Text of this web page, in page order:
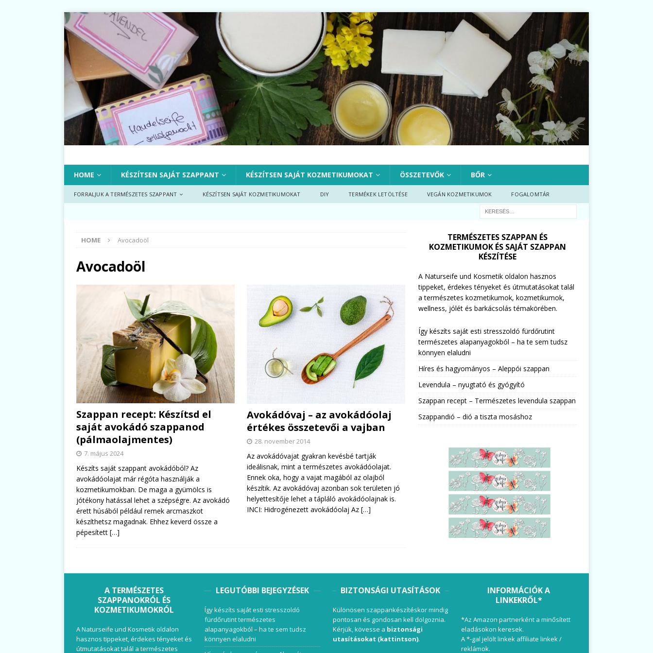
HOME KÉSZÍTSEN SAJÁT SZAPPANT KÉSZÍTSEN SAJÁT KOZMETIKUMOKAT ÖSSZETEVŐK BŐR
FORRALJUK A TERMÉSZETES SZAPPANT KÉSZÍTSEN SAJÁT KOZMETIKUMOKAT DIY TERMÉKEK LETÖLTÉSE VEGÁN KOZMETIKUMOK FOGALOMTÁR
HOME Avocadoöl
Avocadoöl
Szappan recept: Készítsd el
saját avokádó szappanod
(pálmaolajmentes)
7. május 2024
Készíts saját szappant avokádóból? Az
avokádóolajat már régóta használják a
kozmetikumokban. De maga a gyümölcs is
jótékony hatással lehet a szépségre. Az avokádó
érett húsából például remek arcmaszkot
készíthetsz magadnak. Ehhez keverd össze a
pépesített […]
Avokádóvaj – az avokádóolaj
értékes összetevői a vajban
28. november 2014
Az avokádóvajat gyakran kevésbé tartják
ideálisnak, mint a természetes avokádóolajat.
Ennek oka, hogy a vajat magából az olajból
készítik. Az avokádóvaj azonban sok területen jó
helyettesítője lehet a tápláló avokádóolajnak is.
INCI: Hidrogénezett avokádóolaj Az […]
TERMÉSZETES SZAPPAN ÉS
KOZMETIKUMOK ÉS SAJÁT SZAPPAN
KÉSZÍTÉSE
A Naturseife und Kosmetik oldalon hasznos
tippeket, érdekes tényeket és útmutatásokat talál
a természetes kozmetikumok, kozmetikumok,
wellness, jólét és barkácsolás témakörében.
Így készíts saját esti stresszoldó fürdőrutint
természetes alapanyagokból – ha te sem tudsz
könnyen elaludni
Híres és hagyományos – Aleppói szappan
Levendula – nyugtató és gyógyító
Szappan recept – Természetes levendula szappan
Szappandió – dió a tiszta mosáshoz
A TERMÉSZETES
SZAPPANOKRÓL ÉS
KOZMETIKUMOKRÓL
A Naturseife und Kosmetik oldalon
hasznos tippeket, érdekes tényeket és
útmutatásokat talál a természetes
LEGUTÓBBI BEJEGYZÉSEK
Így készíts saját esti stresszoldó
fürdőrutint természetes
alapanyagokból – ha te sem tudsz
könnyen elaludni
BIZTONSÁGI UTASÍTÁSOK
Különösen szappankészítéskor mindig
pontosan és gondosan kell dolgoznia.
Kérjük, kövesse a biztonsági
utasításokat (kattintson).
INFORMÁCIÓK A
LINKEKRŐL*
*Az Amazon partnerként a minősített
eladásokon keresek.
A *-gal jelölt linkek affiliate linkek /
reklámok.